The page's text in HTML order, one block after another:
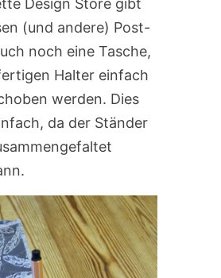
Design Store gibt
(und andere) Post-
noch eine Tasche,
Halter einfach
werden. Dies
da der Ständer